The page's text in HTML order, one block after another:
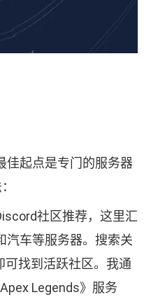
佳起点是专门的服务器
社区推荐，这里汇
汽车等服务器。搜索关
可找到活跃社区。我通
Legends》服务